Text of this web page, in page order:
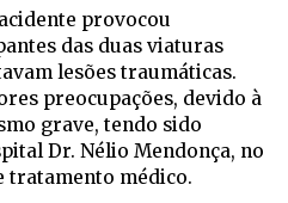
provocou
das duas viaturas
lesões traumáticas.
preocupações, devido à
grave, tendo sido
Dr. Nélio Mendonça, no
tratamento médico.